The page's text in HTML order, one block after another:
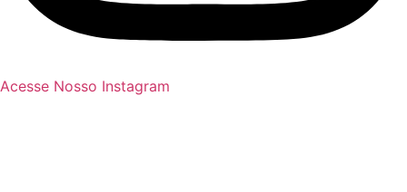
Acesse Nosso Instagram